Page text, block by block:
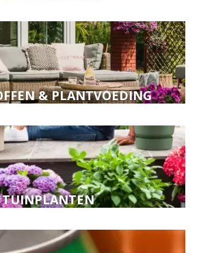
& PLANTVOEDING
TUINPLANTEN